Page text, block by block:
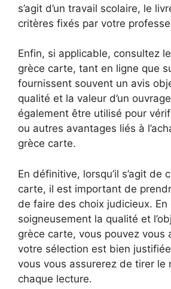
s’agit d’un travail scolaire, le
critères fixés par votre
Enfin, si applicable, consultez
grèce carte, tant en ligne que
fournissent souvent un avis
qualité et la valeur d’un
également être utilisé pour
ou autres avantages liés à
grèce carte.
En définitive, lorsqu’il s’agit de
carte, il est important de
de faire des choix judicieux. En
soigneusement la qualité et
grèce carte, vous pouvez vous
votre sélection est bien
vous vous assurerez de tirer le
chaque lecture.